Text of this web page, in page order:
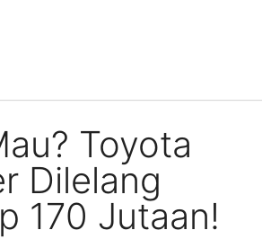
Toyota
Dilelang
170 Jutaan!